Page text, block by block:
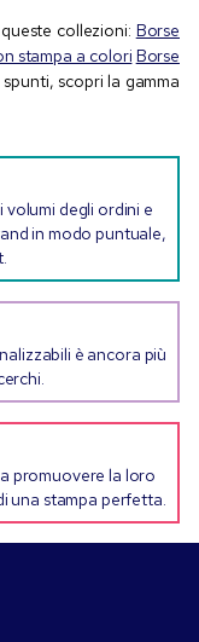
collezioni: Borse
stampa a colori Borse
scopri la gamma
volumi degli ordini e
in modo puntuale,
è ancora più
promuovere la loro
una stampa perfetta.